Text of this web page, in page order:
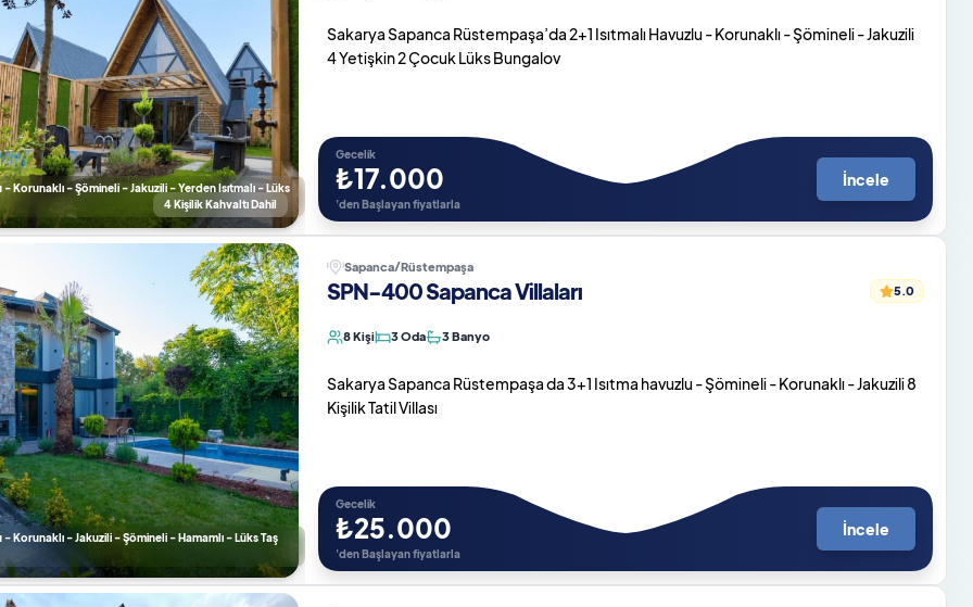
- Korunaklı - Şömineli - Jakuzili - Yerden Isıtmalı - Lüks
4 Kişilik Kahvaltı Dahil
Sakarya Sapanca Rüstempaşa’da 2+1 Isıtmalı Havuzlu - Korunaklı - Şömineli - Jakuzili
4 Yetişkin 2 Çocuk Lüks Bungalov
Gecelik
₺17.000
'den Başlayan fiyatlarla
İncele
- Korunaklı - Jakuzili - Şömineli - Hamamlı - Lüks Taş
Sapanca/Rüstempaşa
SPN-400 Sapanca Villaları 5.0
8 Kişi 3 Oda 3 Banyo
Sakarya Sapanca Rüstempaşa da 3+1 Isıtma havuzlu - Şömineli - Korunaklı - Jakuzili 8
Kişilik Tatil Villası
Gecelik
₺25.000
'den Başlayan fiyatlarla
İncele